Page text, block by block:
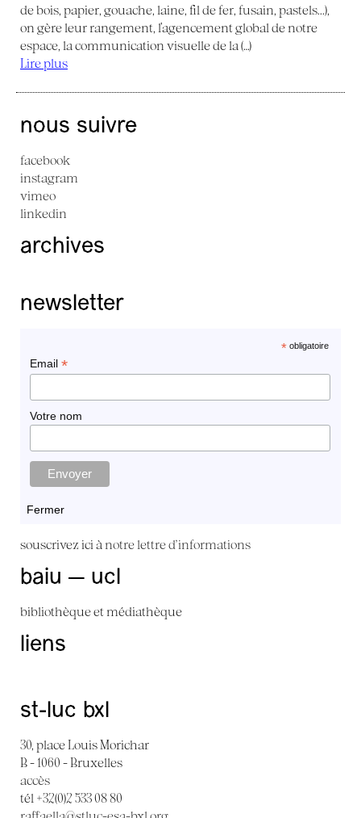
de bois, papier, gouache, laine, fil de fer, fusain, pastels...),
on gère leur rangement, l’agencement global de notre
espace, la communication visuelle de la (…)
Lire plus
nous suivre
facebook
instagram
vimeo
linkedin
archives
newsletter
*obligatoire
Email *
Votre nom
Fermer
souscrivez ici à notre lettre d'informations
baiu — ucl
bibliothèque et médiathèque
liens
st-luc bxl
30, place Louis Morichar
B - 1060 - Bruxelles
accès
tél +32(0)2 533 08 80